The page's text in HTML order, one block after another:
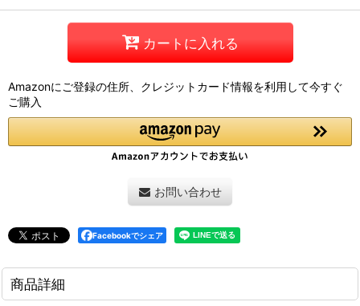
カートに入れる
Amazonにご登録の住所、クレジットカード情報を利用して今すぐ
ご購入
お問い合わせ
Facebookでシェア
商品詳細